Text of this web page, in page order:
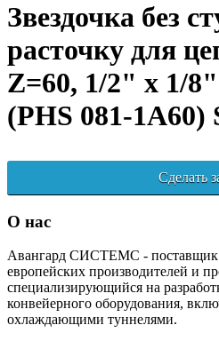
Звездочка без
расточку для
Z=60, 1/2" x 1/
(PHS 081-1A60)
Сделать
О нас
Авангард СИСТЕМС -
европейских производителей и
специализирующийся на
конвейерного оборудования,
охлаждающими туннелями.